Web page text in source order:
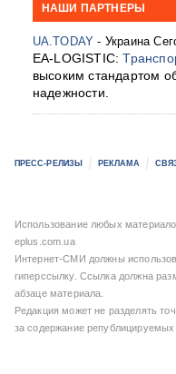
НАШИ ПАРТНЕРЫ
UA.TODAY - Украина
EA-LOGISTIC:
высоким стандартом
надежности.
ПРЕСС-РЕЛИЗЫ РЕКЛАМА
Использование любых
eplus.com.ua
Интернет-СМИ должны
гиперссылку. Ссылка должна
абзаце материала.
Редакция может не разделять
за содержание републицируемых